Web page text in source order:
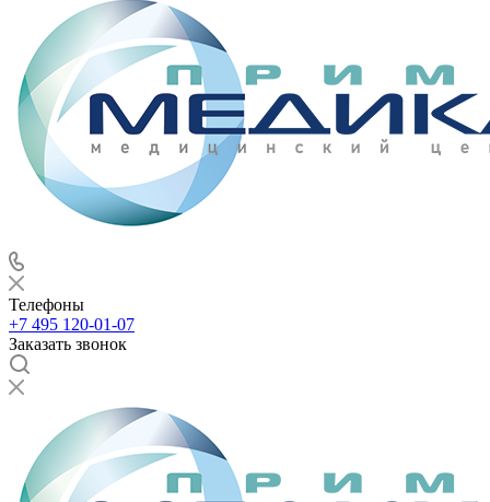
Телефоны
+7 495 120-01-07
Заказать звонок